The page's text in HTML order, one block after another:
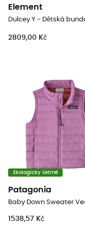
Element
Dulcey Y - Dětská
2809,00 Kč
Ekologicky šetrné
Patagonia
1538,57 Kč